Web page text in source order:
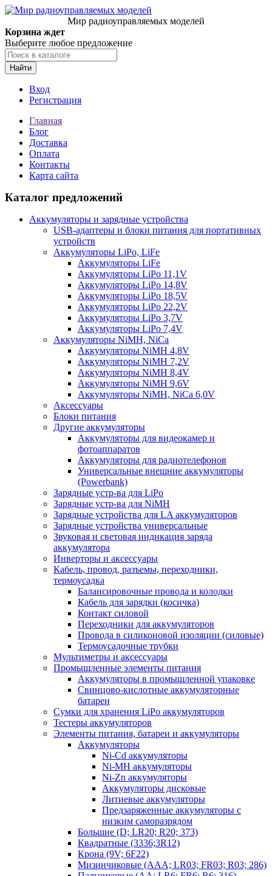
Мир радиоуправляемых моделей
Корзина ждет
Выберите любое предложение
Найти
Вход
Регистрация
Главная
Блог
Доставка
Оплата
Контакты
Карта сайта
Каталог предложений
Аккумуляторы и зарядные устройства
USB-адаптеры и блоки питания для портативных
устройств
Аккумуляторы LiPo, LiFe
Аккумуляторы LiFe
Аккумуляторы LiPo 11,1V
Аккумуляторы LiPo 14,8V
Аккумуляторы LiPo 18,5V
Аккумуляторы LiPo 22,2V
Аккумуляторы LiPo 3,7V
Аккумуляторы LiPo 7,4V
Аккумуляторы NiMH, NiCa
Аккумуляторы NiMH 4,8V
Аккумуляторы NiMH 7,2V
Аккумуляторы NiMH 8,4V
Аккумуляторы NiMH 9,6V
Аккумуляторы NiMH, NiCa 6,0V
Аксессуары
Блоки питания
Другие аккумуляторы
Аккумуляторы для видеокамер и
фотоаппаратов
Аккумуляторы для радиотелефонов
Универсальные внешние аккумуляторы
(Powerbank)
Зарядные устр-ва для LiPo
Зарядные устр-ва для NiMH
Зарядные устройства для LA аккумуляторов
Зарядные устройства универсальные
Звуковая и световая индикация заряда
аккумулятора
Инверторы и аксессуары
Кабель, провод, разъемы, переходники,
термоусадка
Балансировочные провода и колодки
Кабель для зарядки (косичка)
Контакт силовой
Переходники для аккумуляторов
Провода в силиконовой изоляции (силовые)
Термоусадочные трубки
Мультиметры и аксессуары
Промышленные элементы питания
Аккумуляторы в промышленной упаковке
Свинцово-кислотные аккумуляторные
батареи
Сумки для хранения LiPo аккумуляторов
Тестеры аккумуляторов
Элементы питания, батареи и аккумуляторы
Аккумуляторы
Ni-Cd аккумуляторы
Ni-MH аккумуляторы
Ni-Zn аккумуляторы
Аккумуляторы дисковые
Литиевые аккумуляторы
Предзаряженные аккумуляторы с
низким саморазрядом
Большие (D; LR20; R20; 373)
Квадратные (3336;3R12)
Крона (9V; 6F22)
Мизинчиковые (AAA; LR03; FR03; R03; 286)